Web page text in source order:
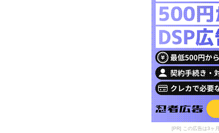
[PR] この広告は3ヶ